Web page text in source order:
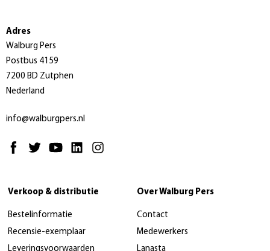
Adres
Walburg Pers
Postbus 4159
7200 BD Zutphen
Nederland
info@walburgpers.nl
Verkoop & distributie
Bestelinformatie
Recensie-exemplaar
Leveringsvoorwaarden
Over Walburg Pers
Contact
Medewerkers
Lanasta